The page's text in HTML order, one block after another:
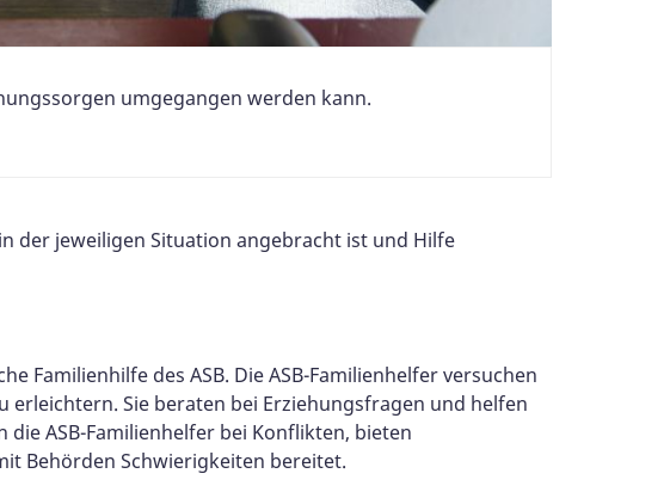
umgegangen werden kann.
der jeweiligen Situation angebracht ist und Hilfe
Familienhilfe des ASB. Die ASB-Familienhelfer versuchen
Sie beraten bei Erziehungsfragen und helfen
ASB-Familienhelfer bei Konflikten, bieten
Behörden Schwierigkeiten bereitet.